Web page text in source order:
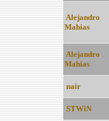
Alejandro
Mahias
Alejandro
Mahias
nair
STWiN